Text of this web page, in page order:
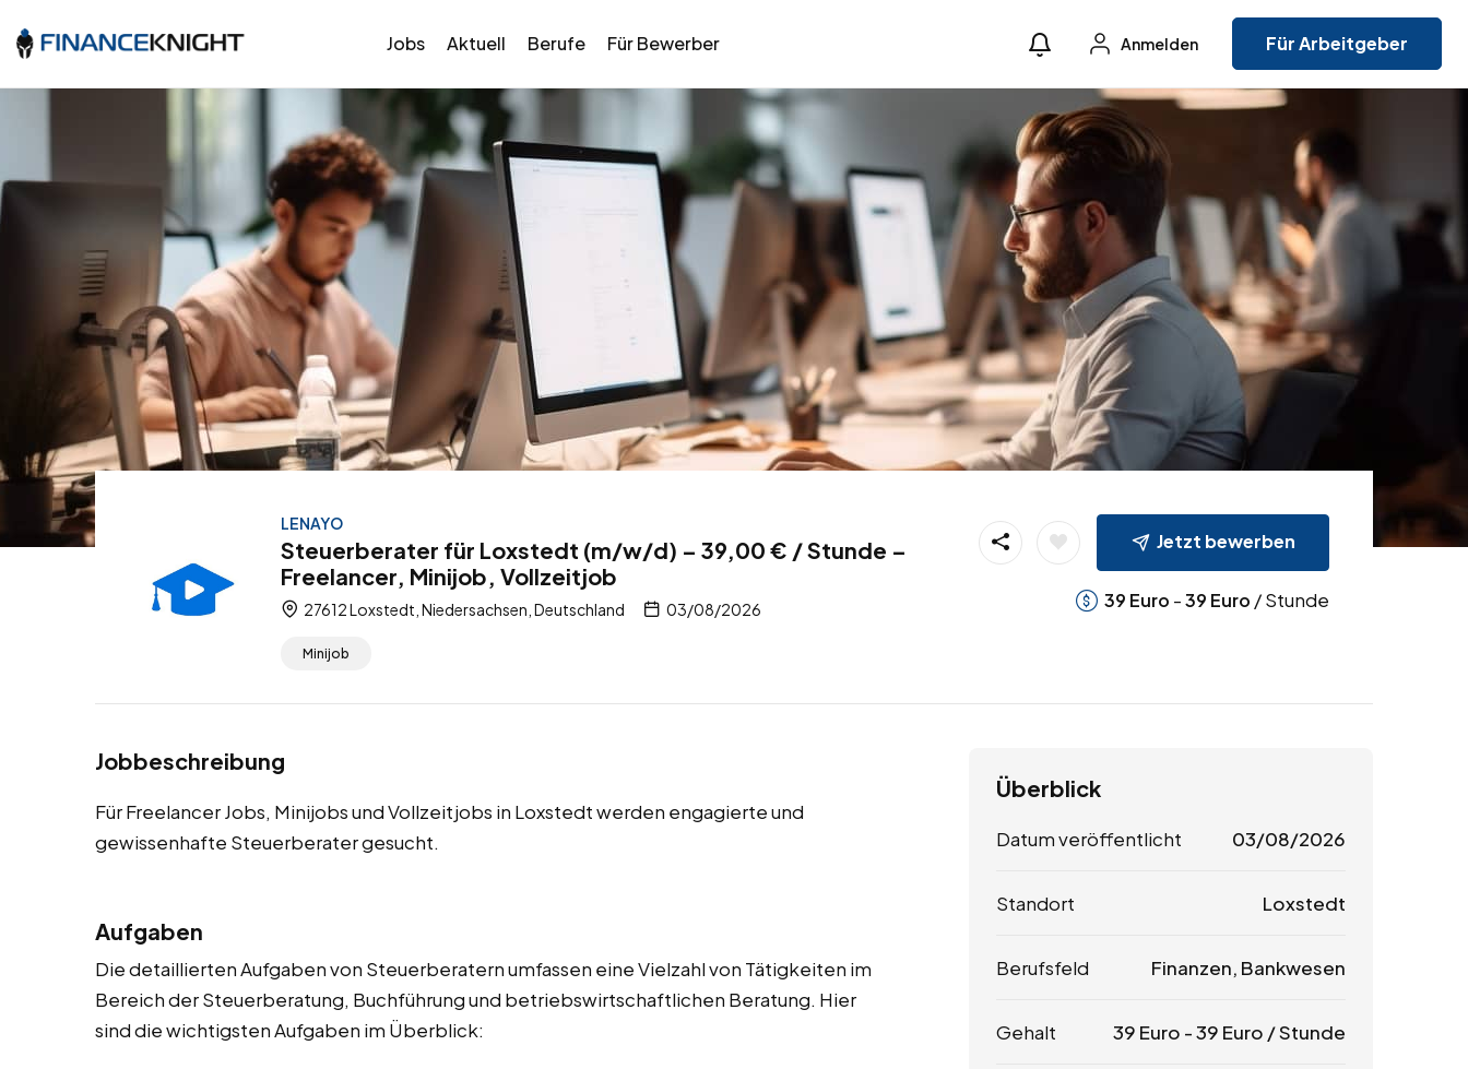
Jobs Aktuell Berufe Für Bewerber Anmelden Für Arbeitgeber
LENAYO
Steuerberater für Loxstedt (m/w/d) – 39,00 € / Stunde –
Freelancer, Minijob, Vollzeitjob
27612 Loxstedt, Niedersachsen, Deutschland 03/08/2026
Minijob
Jetzt bewerben
39 Euro -39 Euro / Stunde
Jobbeschreibung
Für Freelancer Jobs, Minijobs und Vollzeitjobs in Loxstedt werden engagierte und
gewissenhafte Steuerberater gesucht.
Aufgaben
Die detaillierten Aufgaben von Steuerberatern umfassen eine Vielzahl von Tätigkeiten im
Bereich der Steuerberatung, Buchführung und betriebswirtschaftlichen Beratung. Hier
sind die wichtigsten Aufgaben im Überblick:
Überblick
Datum veröffentlicht 03/08/2026
Standort Loxstedt
Berufsfeld Finanzen, Bankwesen
Gehalt 39 Euro -39 Euro / Stunde